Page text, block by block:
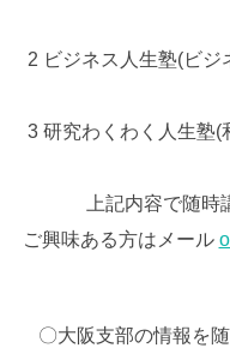
2 ビジネス人生塾(ビ
3 研究わくわく人生塾(
上記内容で随
ご興味ある方はメール
〇大阪支部の情報を